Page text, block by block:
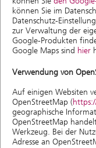
können Sie im
Datenschutz-
zur Verwaltung der
Google-Produkten
Google Maps sind hier
Verwendung von
Auf einigen Websiten
OpenStreetMap (
geographische
OpenStreetMap
Werkzeug. Bei der
Adresse an